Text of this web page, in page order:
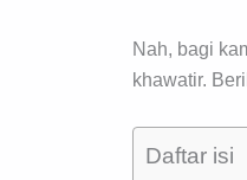
Nah, bagi
khawatir.
Daftar isi